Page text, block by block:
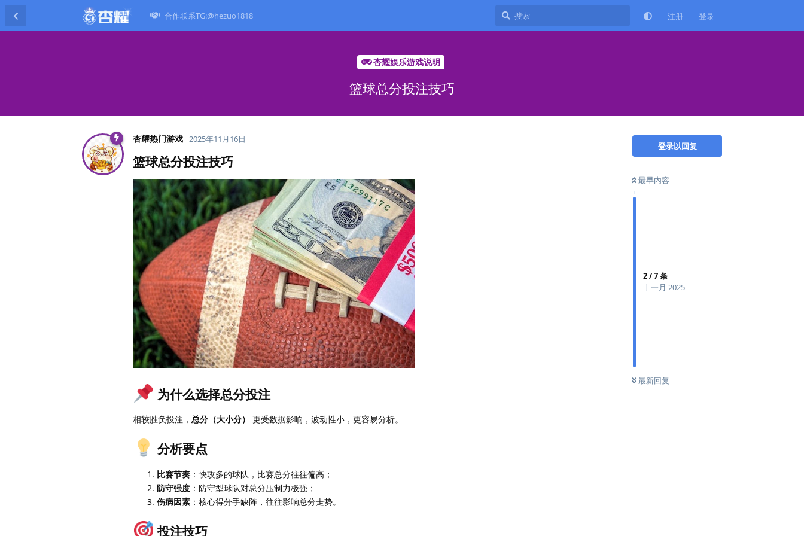
合作联系TG:@hezuo1818 注册 登录
杏耀娱乐游戏说明
篮球总分投注技巧
登录以回复
最早内容
2/7条
十一月 2025
最新回复
杏耀热门游戏 2025年11月16日
篮球总分投注技巧
为什么选择总分投注
相较胜负投注， 总分（大小分） 更受数据影响，波动性小，更容易分析。
分析要点
比赛节奏 ：快攻多的球队，比赛总分往往偏高；
防守强度 ：防守型球队对总分压制力极强；
伤病因素 ：核心得分手缺阵，往往影响总分走势。
投注技巧